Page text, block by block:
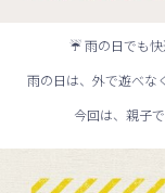
☔ 雨の日でも
雨の日は、外で遊べな
今回は、親子